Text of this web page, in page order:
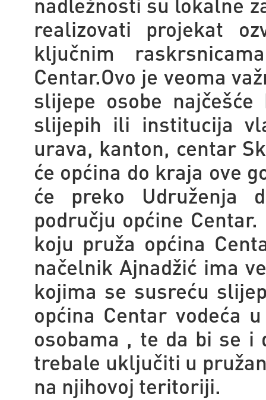
realizovati projekat
ključnim
Centar.Ovo je veoma
slijepe osobe
slijepih ili institucija
urava, kanton, centar
će općina do kraja ove
će preko Udruženja
području općine
koju pruža općina
načelnik Ajnadžić ima
kojima se susreću
općina Centar vodeća
osobama , te da bi se i
trebale uključiti u
na njihovoj teritoriji.